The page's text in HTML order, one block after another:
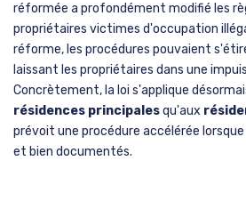
réformée a profondément modifié les
propriétaires victimes d'occupation
réforme, les procédures pouvaient
laissant les propriétaires dans une
Concrètement, la loi s'applique
résidences principalesqu'aux
prévoit une procédure accélérée
et bien documentés.